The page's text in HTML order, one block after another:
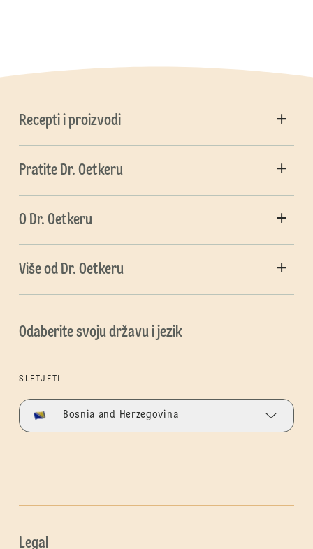
Recepti i proizvodi
Pratite Dr. Oetkeru
O Dr. Oetkeru
Više od Dr. Oetkeru
Odaberite svoju državu i jezik
SLETJETI
Bosnia and Herzegovina
Legal